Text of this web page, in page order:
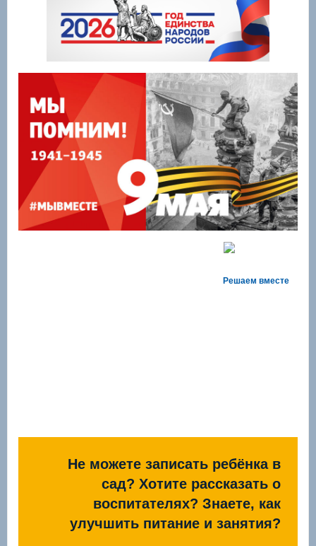
Решаем вместе
Не можете записать ребёнка в
сад? Хотите рассказать о
воспитателях? Знаете, как
улучшить питание и занятия?